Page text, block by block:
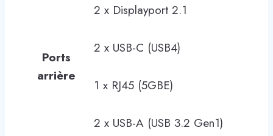
Ports
arrière
2 x Displayport 2.1
2 x USB-C (USB4)
1 x RJ45 (5GBE)
2 x USB-A (USB 3.2 Gen1)